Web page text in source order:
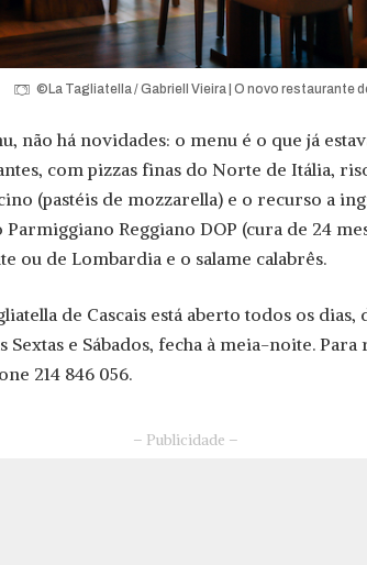
©La Tagliatella / Gabriell Vieira | O novo restaurante
não há novidades: o menu é o que já
com pizzas finas do Norte de Itália,
(pastéis de mozzarella) e o recurso a
Parmiggiano Reggiano DOP (cura de 24
ou de Lombardia e o salame calabrês.
de Cascais está aberto todos os dias,
Sextas e Sábados, fecha à meia-noite.
214 846 056.
– Publicidade –